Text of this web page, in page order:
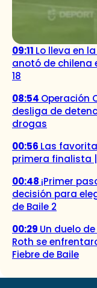
09:11 Lo lleva en
anotó de chilena
18
08:54 Operación
desliga de
drogas
00:56 Las
primera finalista |
00:48 ¡Primer
decisión para
de Baile 2
00:29 Un duelo
Roth se
Fiebre de Baile